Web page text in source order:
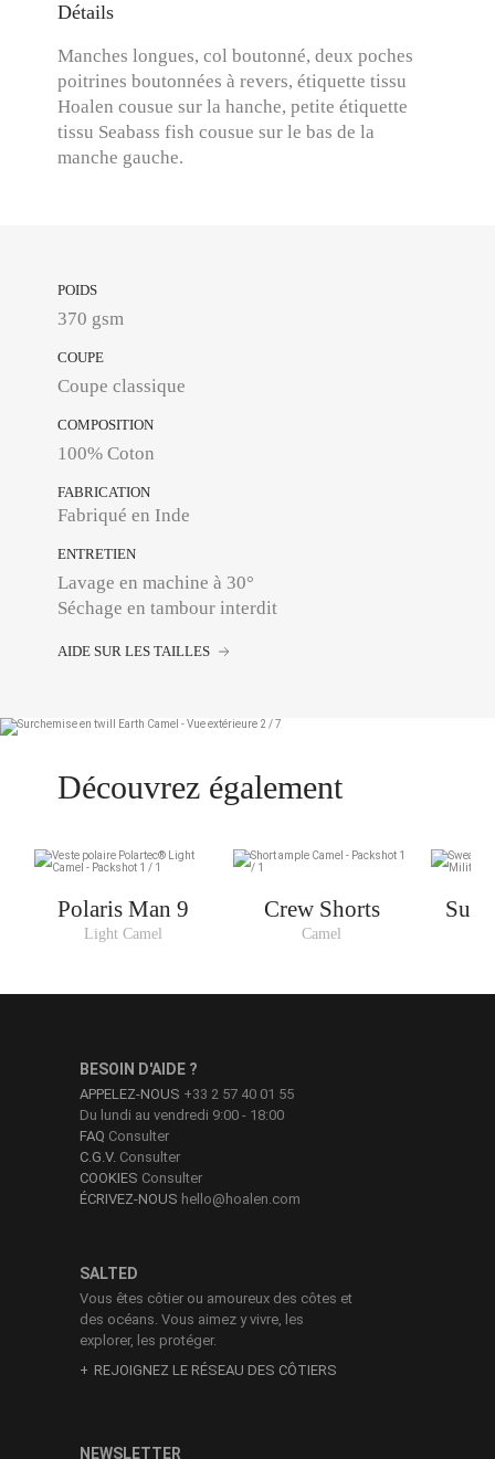
Détails
Manches longues, col boutonné, deux poches
poitrines boutonnées à revers, étiquette tissu
Hoalen cousue sur la hanche, petite étiquette
tissu Seabass fish cousue sur le bas de la
manche gauche.
POIDS
370 gsm
COUPE
Coupe classique
COMPOSITION
100% Coton
FABRICATION
Fabriqué en Inde
ENTRETIEN
Lavage en machine à 30°
Séchage en tambour interdit
AIDE SUR LES TAILLES
Découvrez également
Polaris Man 9
Light Camel
Crew Shorts
Camel
SALTED
Vous êtes côtier ou amoureux des côtes et
des océans. Vous aimez y vivre, les
explorer, les protéger.
REJOIGNEZ LE RÉSEAU DES CÔTIERS
BESOIN D'AIDE ?
APPELEZ-NOUS +33 2 57 40 01 55
Du lundi au vendredi 9:00 - 18:00
FAQ Consulter
C.G.V. Consulter
COOKIES Consulter
ÉCRIVEZ-NOUS hello@hoalen.com
NEWSLETTER